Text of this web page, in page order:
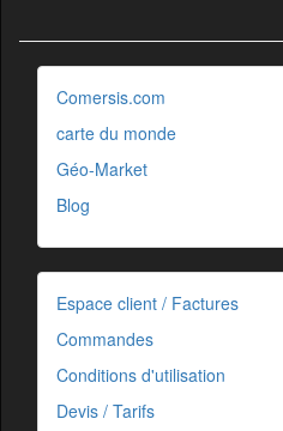
Comersis.com
carte du monde
Géo-Market
Blog
Espace client / Factures
Commandes
Conditions d'utilisation
Devis / Tarifs